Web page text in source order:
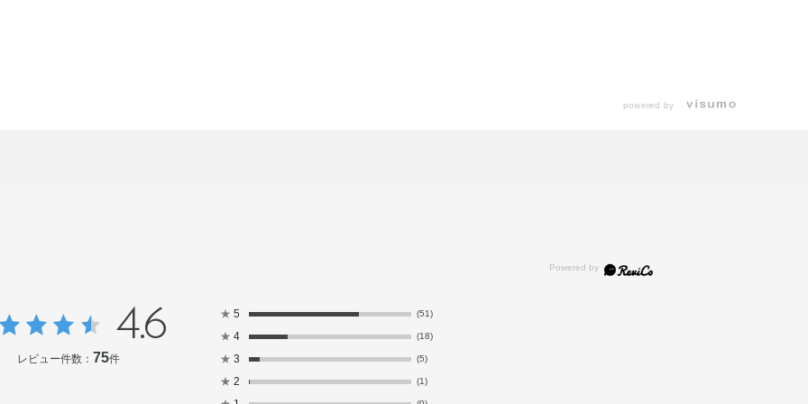
powered by
4.6
レビュー件数： 75件
★ 5 (51)
★ 4 (18)
★ 3 (5)
★ 2 (1)